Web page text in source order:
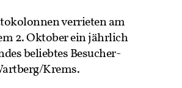
verrieten am
2. Oktober ein jährlich
beliebtes Besucher-
Krems.